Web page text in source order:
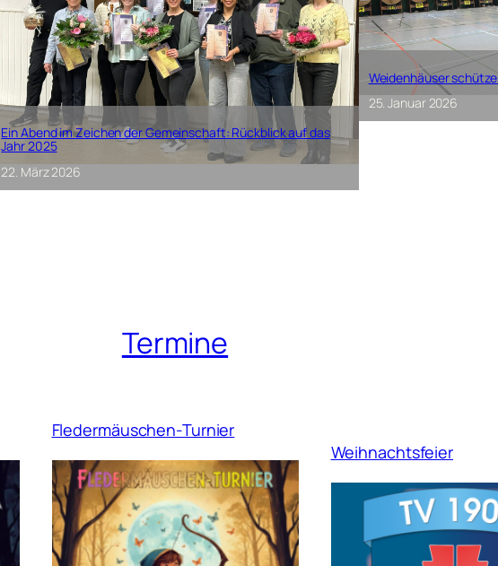
Ein Abend im Zeichen der Gemeinschaft: Rückblick auf das
Jahr 2025
22. März 2026
Weidenhäuser
25. Januar 2026
Termine
Fledermäuschen-Turnier
Weihnachtsfeier